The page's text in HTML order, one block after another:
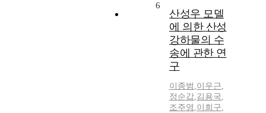
6
산성우 모델
에 의한 산성
강하물의 수
송에 관한 연
구
이종범 ,이우근,
정순갑,김용국,
조주영 ,이희구,